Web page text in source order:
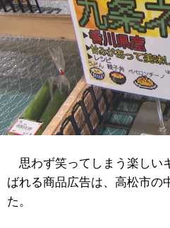
思わず笑ってしまう楽しい
ばれる商品広告は、高松市の
た。